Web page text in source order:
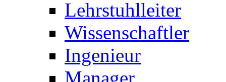
Lehrstuhlleiter
Wissenschaftler
Ingenieur